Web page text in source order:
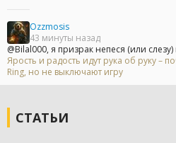
Ozzmosis
43 минуты назад
@Bilal000, я призрак непеся (или слезу)
Ярость и радость идут рука об руку –
Ring, но не выключают игру
СТАТЬИ